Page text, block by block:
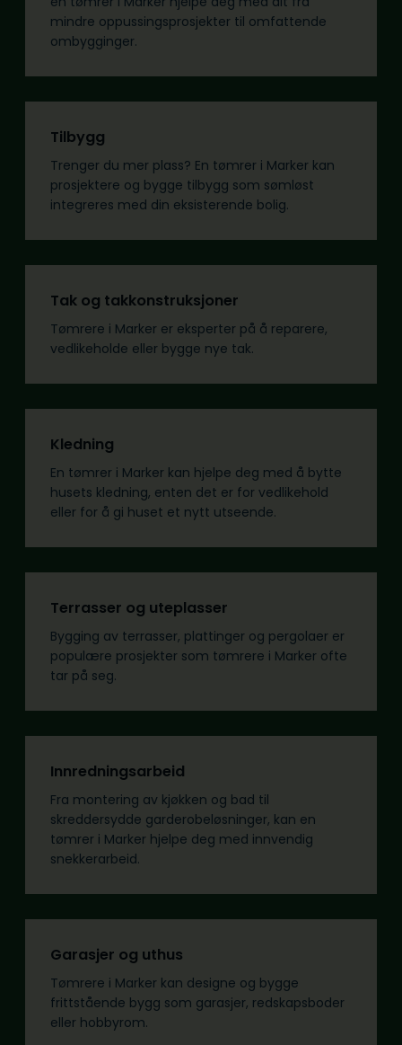
mindre oppussingsprosjekter til omfattende
ombygginger.
Tilbygg
Trenger du mer plass? En tømrer i Marker kan
prosjektere og bygge tilbygg som sømløst
integreres med din eksisterende bolig.
Tak og takkonstruksjoner
Tømrere i Marker er eksperter på å reparere,
vedlikeholde eller bygge nye tak.
Kledning
En tømrer i Marker kan hjelpe deg med å bytte
husets kledning, enten det er for vedlikehold
eller for å gi huset et nytt utseende.
Terrasser og uteplasser
Bygging av terrasser, plattinger og pergolaer er
populære prosjekter som tømrere i Marker ofte
tar på seg.
Innredningsarbeid
Fra montering av kjøkken og bad til
skreddersydde garderobeløsninger, kan en
tømrer i Marker hjelpe deg med innvendig
snekkerarbeid.
Garasjer og uthus
Tømrere i Marker kan designe og bygge
frittstående bygg som garasjer, redskapsboder
eller hobbyrom.